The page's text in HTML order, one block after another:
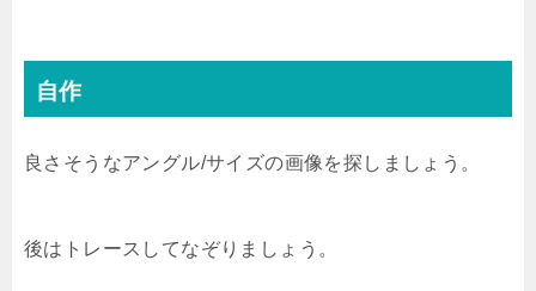
自作
良さそうなアングル/サイズの画像を探しましょう。
後はトレースしてなぞりましょう。